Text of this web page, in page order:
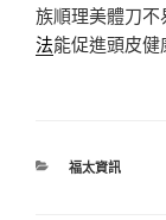
族順理美體刀
法能促進頭皮健
分
福太資訊